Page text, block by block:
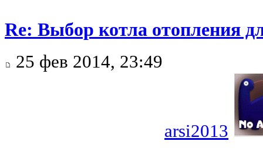
Re: Выбор котла отопления
25 фев 2014, 23:49
arsi2013